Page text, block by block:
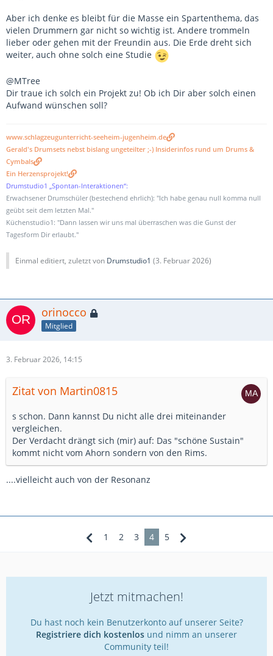
Aber ich denke es bleibt für die Masse ein Spartenthema, das
vielen Drummern gar nicht so wichtig ist. Andere trommeln
lieber oder gehen mit der Freundin aus. Die Erde dreht sich
weiter, auch ohne solch eine Studie
@MTree
Dir traue ich solch ein Projekt zu! Ob ich Dir aber solch einen
Aufwand wünschen soll?
www.schlagzeugunterricht-seeheim-jugenheim.de
Gerald's Drumsets nebst bislang ungeteilter ;-) Insiderinfos rund um Drums &
Cymbals
Ein Herzensprojekt!
Drumstudio1 „Spontan-Interaktionen“:
Erwachsener Drumschüler (bestechend ehrlich): "Ich habe genau null komma null
geübt seit dem letzten Mal."
Küchenstudio1: "Dann lassen wir uns mal überraschen was die Gunst der
Tagesform Dir erlaubt."
Einmal editiert, zuletzt von Drumstudio1 (3. Februar 2026)
orinocco
Mitglied
3. Februar 2026, 14:15
Zitat von Martin0815
s schon. Dann kannst Du nicht alle drei miteinander
vergleichen.
Der Verdacht drängt sich (mir) auf: Das "schöne Sustain"
kommt nicht vom Ahorn sondern von den Rims.
....vielleicht auch von der Resonanz
1 2 3 4 5
Jetzt mitmachen!
Du hast noch kein Benutzerkonto auf unserer Seite?
Registriere dich kostenlos und nimm an unserer
Community teil!